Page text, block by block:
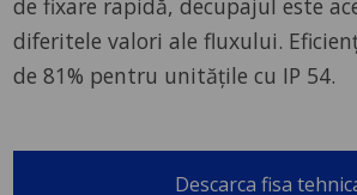
de fixare rapidă, decupajul este
diferitele valori ale fluxului.
de 81% pentru unitățile cu IP 54.
Descarca fisa